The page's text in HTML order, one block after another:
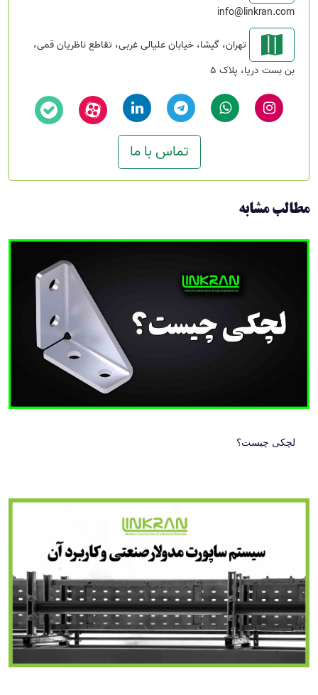
info@linkran.com
تهران، گیشا، خیابان علیالی غربی، تقاطع ناظریان قمی،
بن بست دریا، پلاک 5
تماس با ما
مطالب مشابه
لچکی چیست؟